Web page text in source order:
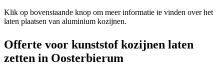
Klik op bovenstaande knop om meer informatie te vinden over het
laten plaatsen van aluminium kozijnen.
Offerte voor kunststof kozijnen laten
zetten in Oosterbierum